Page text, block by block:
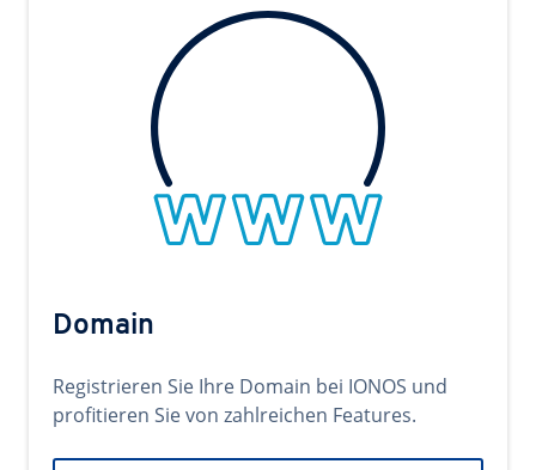
Domain
Registrieren Sie Ihre Domain bei IONOS und
profitieren Sie von zahlreichen Features.